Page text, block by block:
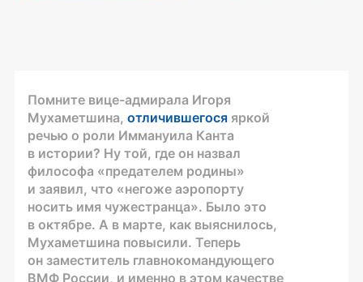
Помните вице-адмирала Игоря
Мухаметшина, отличившегося яркой
речью о роли Иммануила Канта
в истории? Ну той, где он назвал
философа «предателем родины»
и заявил, что «негоже аэропорту
носить имя чужестранца». Было это
в октябре. А в марте, как выяснилось,
Мухаметшина повысили. Теперь
он заместитель главнокомандующего
ВМФ России, и именно в этом качестве